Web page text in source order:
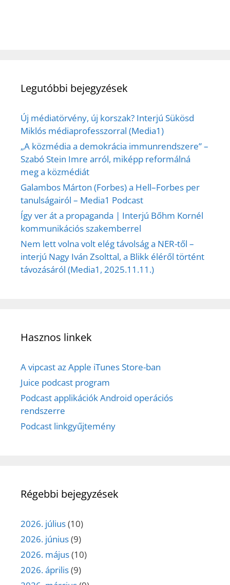
Legutóbbi bejegyzések
Új médiatörvény, új korszak? Interjú Sükösd
Miklós médiaprofesszorral (Media1)
„A közmédia a demokrácia immunrendszere” –
Szabó Stein Imre arról, miképp reformálná
meg a közmédiát
Galambos Márton (Forbes) a Hell–Forbes per
tanulságairól – Media1 Podcast
Így ver át a propaganda | Interjú Bőhm Kornél
kommunikációs szakemberrel
Nem lett volna volt elég távolság a NER-től –
interjú Nagy Iván Zsolttal, a Blikk éléről történt
távozásáról (Media1, 2025.11.11.)
Hasznos linkek
A vipcast az Apple iTunes Store-ban
Juice podcast program
Podcast applikációk Android operációs
rendszerre
Podcast linkgyűjtemény
Régebbi bejegyzések
2026. július(10)
2026. június(9)
2026. május(10)
2026. április(9)